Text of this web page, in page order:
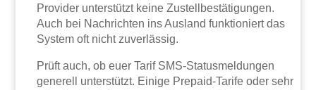
Provider unterstützt keine Zustellbestätigungen.
Auch bei Nachrichten ins Ausland funktioniert das
System oft nicht zuverlässig.
Prüft auch, ob euer Tarif SMS-Statusmeldungen
generell unterstützt. Einige Prepaid-Tarife oder sehr